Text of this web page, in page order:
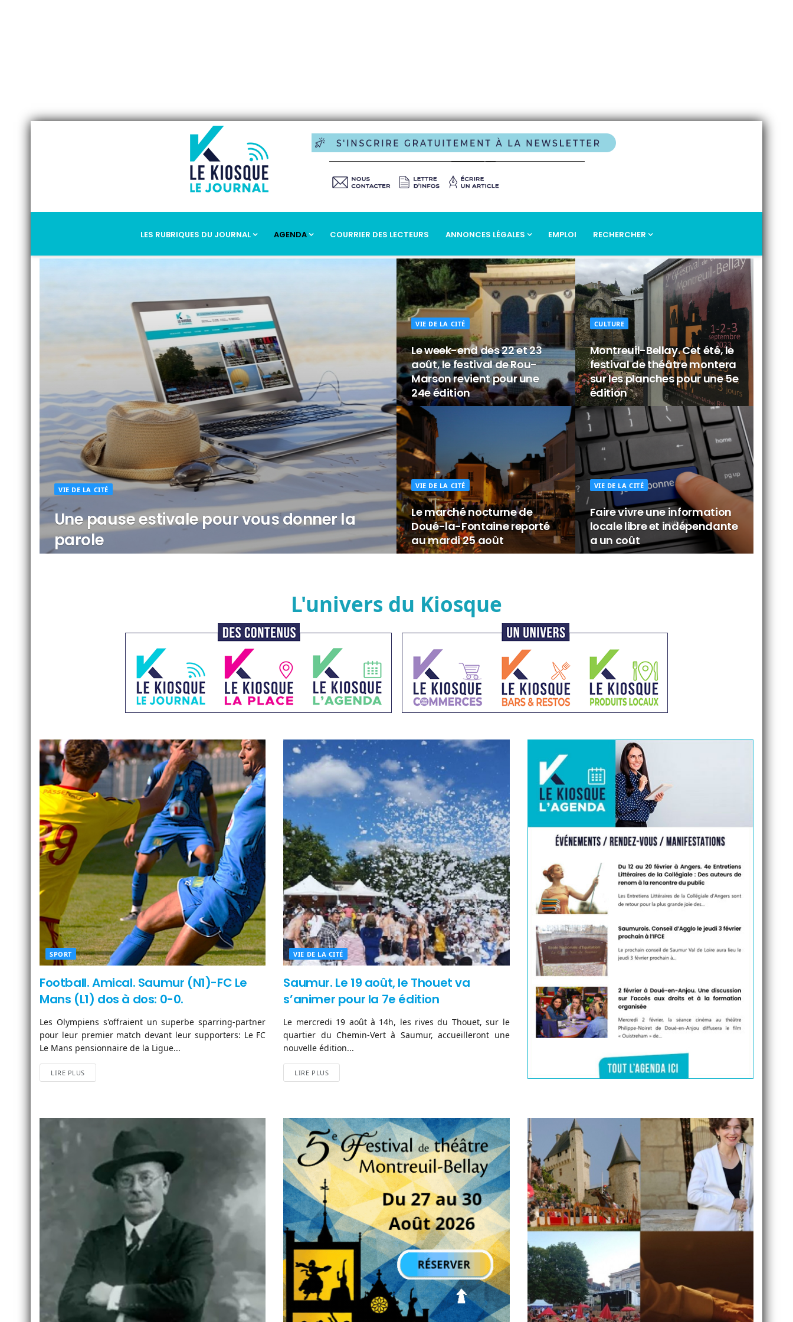
Saumur Kiosque
LES RUBRIQUES DU JOURNAL AGENDA COURRIER DES LECTEURS ANNONCES LÉGALES EMPLOI RECHERCHER
VIE DE LA CITÉ
Une pause estivale pour vous donner la
parole
VIE DE LA CITÉ
Le week-end des 22 et 23
août, le festival de Rou-
Marson revient pour une
24e édition
CULTURE
Montreuil-Bellay. Cet été, le
festival de théâtre montera
sur les planches pour une 5e
édition
VIE DE LA CITÉ
Le marché nocturne de
Doué-la-Fontaine reporté
au mardi 25 août
VIE DE LA CITÉ
Faire vivre une information
locale libre et indépendante
a un coût
L'univers du Kiosque
SPORT
Football. Amical. Saumur (N1)-FC Le
Mans (L1) dos à dos: 0-0.
Les Olympiens s'offraient un superbe sparring-partner
pour leur premier match devant leur supporters: Le FC
Le Mans pensionnaire de la Ligue...
LIRE PLUS
VIE DE LA CITÉ
Saumur. Le 19 août, le Thouet va
s’animer pour la 7e édition
Le mercredi 19 août à 14h, les rives du Thouet, sur le
quartier du Chemin-Vert à Saumur, accueilleront une
nouvelle édition...
LIRE PLUS